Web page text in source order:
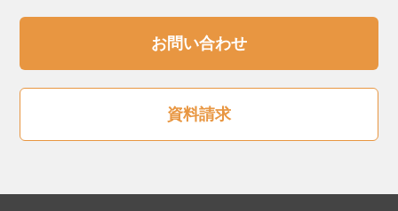
お問い合わせ
資料請求